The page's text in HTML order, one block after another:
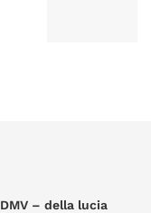
DMV – della lucia